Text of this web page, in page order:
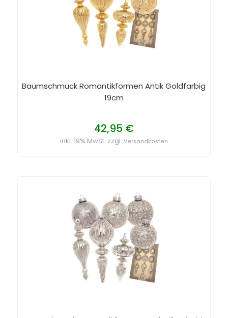
Baumschmuck Romantikformen Antik Goldfarbig
19cm
42,95 €
inkl. 19% MwSt. zzgl. Versandkosten